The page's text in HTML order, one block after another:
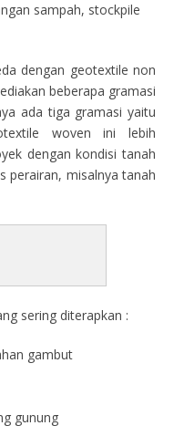
sampah, stockpile
dengan geotextile non
beberapa gramasi
ada tiga gramasi yaitu
woven ini lebih
dengan kondisi tanah
perairan, misalnya tanah
sering diterapkan :
gambut
gunung